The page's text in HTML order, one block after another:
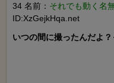
34 名前： それでも動く名
ID:XzGejkHqa.net
いつの間に撮ったんだよ